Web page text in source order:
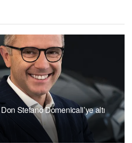
Stefano Domenicali’ye altı